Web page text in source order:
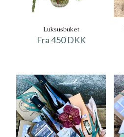
Luksusbuket
Fra 450 DKK